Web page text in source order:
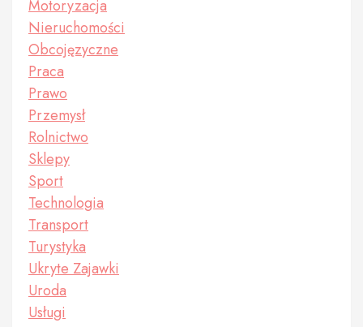
Motoryzacja
Nieruchomości
Obcojęzyczne
Praca
Prawo
Przemysł
Rolnictwo
Sklepy
Sport
Technologia
Transport
Turystyka
Ukryte Zajawki
Uroda
Usługi